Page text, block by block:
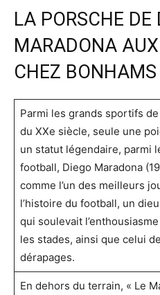
LA PORSCHE DE
MARADONA
CHEZ BONHAMS
Parmi les grands sportifs
du XXe siècle, seule une
un statut légendaire, parmi
football, Diego Maradona
comme l’un des meilleurs
l’histoire du football, un
qui soulevait
les stades, ainsi que celui
dérapages.
En dehors du terrain, « Le